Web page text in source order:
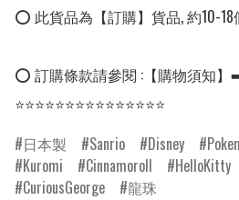
⭕ 此貨品為【訂購】貨品, 約10-18
⭕ 訂購條款請參閱 :【購物須知】
日本製
Sanrio Disney
Kuromi
Cinnamoroll HelloKitty
CuriousGeorge
龍珠